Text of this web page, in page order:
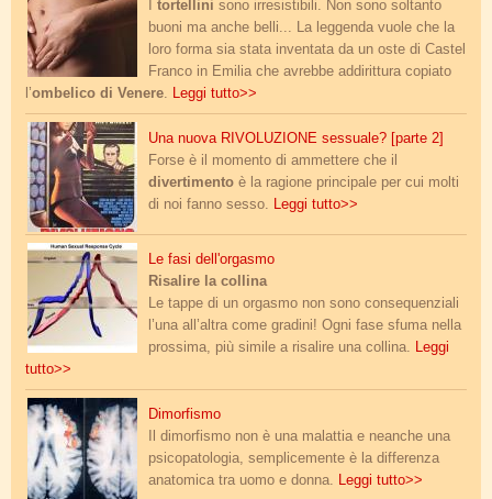
tortellini sono irresistibili. Non sono soltanto
buoni ma anche belli... La leggenda vuole che la
loro forma sia stata inventata da un oste di Castel
Franco in Emilia che avrebbe addirittura copiato
l’ombelico di Venere. Leggi tutto>>
la-rivoluzione-sessuale.jpgUna nuova RIVOLUZIONE sessuale? [parte 2]
Forse è il momento di ammettere che il
divertimento è la ragione principale per cui molti
di noi fanno sesso. Leggi tutto>>
grafico_orgasmo.jpgLe fasi dell'orgasmo
Risalire la collina
Le tappe di un orgasmo non sono consequenziali
l’una all’altra come gradini! Ogni fase sfuma nella
prossima, più simile a risalire una collina. Leggi
tutto>>
dimorfismo_cerebrale.jpg
Dimorfismo
Il dimorfismo non è una malattia e neanche una
psicopatologia, semplicemente è la differenza
anatomica tra uomo e donna. Leggi tutto>>